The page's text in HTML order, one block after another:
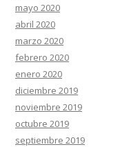
mayo 2020
abril 2020
marzo 2020
febrero 2020
enero 2020
diciembre 2019
noviembre 2019
octubre 2019
septiembre 2019